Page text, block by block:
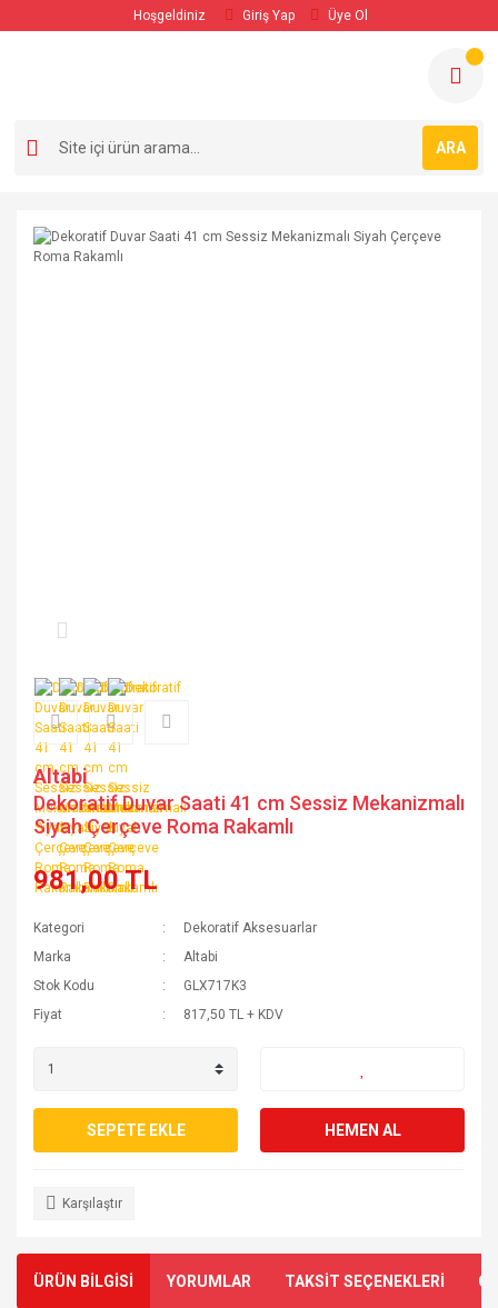
Hoşgeldiniz Giriş Yap Üye Ol
ARA
Altabi
Dekoratif Duvar Saati 41 cm Sessiz Mekanizmalı
Siyah Çerçeve Roma Rakamlı
981,00 TL
Kategori
Dekoratif Aksesuarlar
Marka
Altabi
Stok Kodu
GLX717K3
Fiyat
817,50 TL + KDV
SEPETE EKLE HEMEN AL
Karşılaştır
ÜRÜN BİLGİSİ YORUMLAR TAKSİT SEÇENEKLERİ